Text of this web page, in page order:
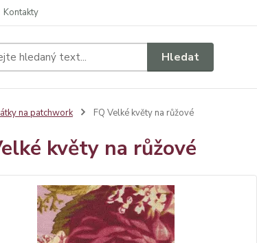
Kontakty
Hledat
na patchwork FQ Velké květy na růžové
květy na růžové